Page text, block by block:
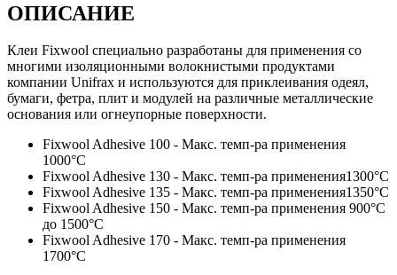
ОПИСАНИЕ
Клеи Fixwool специально разработаны для применения со
многими изоляционными волокнистыми продуктами
компании Unifrax и используются для приклеивания одеял,
бумаги, фетра, плит и модулей на различные металлические
основания или огнеупорные поверхности.
Fixwool Adhesive 100 - Макс. темп-ра применения
1000°C
Fixwool Adhesive 130 - Макс. темп-ра применения1300°C
Fixwool Adhesive 135 - Макс. темп-ра применения1350°C
Fixwool Adhesive 150 - Макс. темп-ра применения 900°C
до 1500°C
Fixwool Adhesive 170 - Макс. темп-ра применения
1700°C